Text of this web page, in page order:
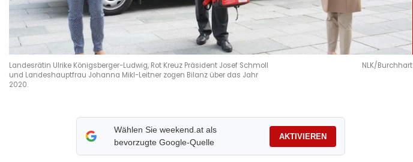
Landesrätin Ulrike Königsberger-Ludwig, Rot Kreuz Präsident Josef Schmoll
und Landeshauptfrau Johanna Mikl-Leitner zogen Bilanz über das Jahr
2020.
NLK/Burchhart
Wählen Sie weekend.at als
bevorzugte Google-Quelle
AKTIVIEREN